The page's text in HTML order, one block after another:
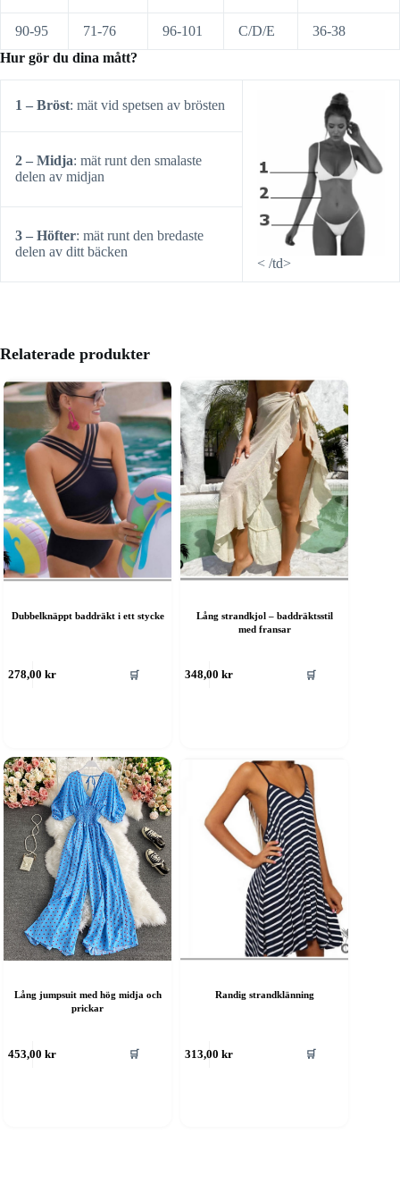
90-95 71-76 96-101 C/D/E
36-38
Hur gör du dina mått?
1 – Bröst: mät vid spetsen av brösten
< /td>
2 – Midja: mät runt den smalaste
delen av midjan
3 – Höfter: mät runt den bredaste
delen av ditt bäcken
Relaterade produkter
Dubbelknäppt baddräkt i ett stycke
278,00kr 🛒
Lång strandkjol – baddräktsstil
med fransar
348,00kr 🛒
Lång jumpsuit med hög midja och
prickar
453,00kr 🛒
Randig strandklänning
313,00kr 🛒